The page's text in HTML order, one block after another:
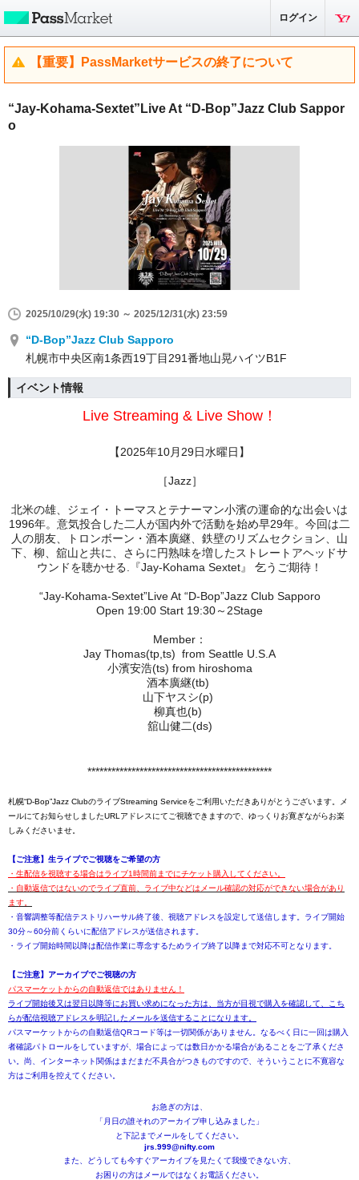
ログイン
【重要】PassMarketサービスの終了について
“Jay-Kohama-Sextet”Live At “D-Bop”Jazz Club Sappor
o
2025/10/29(水) 19:30 ～ 2025/12/31(水) 23:59
“D-Bop”Jazz Club Sapporo
札幌市中央区南1条西19丁目291番地山晃ハイツB1F
イベント情報
Live Streaming & Live Show！
【2025年10月29日水曜日】
［Jazz］
北米の雄、ジェイ・トーマスとテナーマン小濱の運命的な出会いは
1996年。意気投合した二人が国内外で活動を始め早29年。 今回は二
人の朋友、トロンボーン・酒本廣継、鉄壁のリズムセクション、山
下、柳、舘山と共に、さらに円熟味を増したストレートアヘッドサ
ウンドを聴かせる.『Jay-Kohama Sextet』 乞うご期待！
“Jay-Kohama-Sextet”Live At “D-Bop”Jazz Club Sapporo
Open 19:00 Start 19:30～2Stage
Member：
Jay Thomas(tp,ts) from Seattle U.S.A
小濱安浩(ts) from hiroshoma
酒本廣継(tb)
山下ヤスシ(p)
柳真也(b)
舘山健二(ds)
**********************************************
札幌“D-Bop”Jazz ClubのライブStreaming Serviceをご利用いただきありがとうございます。メ
ールにてお知らせしましたURLアドレスにてご視聴できますので、ゆっくりお寛ぎながらお楽
しみくださいませ。
【ご注意】生ライブでご視聴をご希望の方
・生配信を視聴する場合はライブ1時間前までにチケット購入してください。
・自動返信ではないのでライブ直前、ライブ中などはメール確認の対応ができない場合があり
ます。
・音響調整等配信テストリハーサル終了後、視聴アドレスを設定して送信します。ライブ開始
30分～60分前くらいに配信アドレスが送信されます。
・ライブ開始時間以降は配信作業に専念するためライブ終了以降まで対応不可となります。
【ご注意】アーカイブでご視聴の方
パスマーケットからの自動返信ではありません！
ライブ開始後又は翌日以降等にお買い求めになった方は、当方が目視で購入を確認して、こち
らが配信視聴アドレスを明記したメールを送信することになります。
パスマーケットからの自動返信QRコード等は一切関係がありません。なるべく日に一回は購入
者確認パトロールをしていますが、場合によっては数日かかる場合があることをご了承くださ
い。尚、インターネット関係はまだまだ不具合がつきものですので、そういうことに不寛容な
方はご利用を控えてください。
お急ぎの方は、
「月日の誰それのアーカイブ申し込みました」
と下記までメールをしてください。
jrs.999@nifty.com
また、どうしても今すぐアーカイブを見たくて我慢できない方、
お困りの方はメールではなくお電話ください。